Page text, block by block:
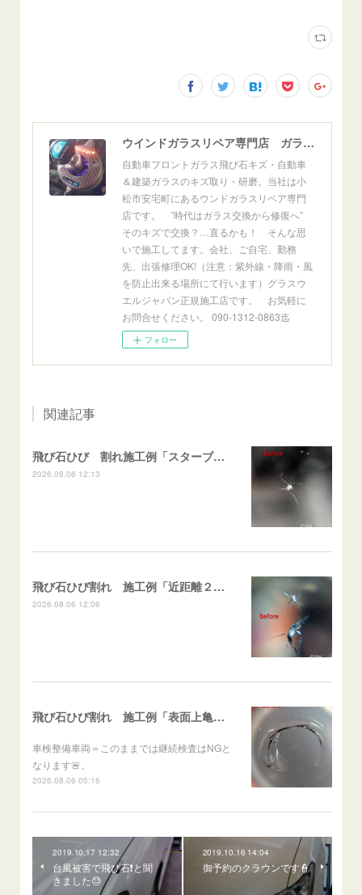
ウインドガラスリペア専門店 ガラスリペア・ヨシダ グラスウェルドジャパン 正規施工店 小松市
自動車フロントガラス飛び石キズ・自動車
＆建築ガラスのキズ取り・研磨。当社は小
松市安宅町にあるウンドガラスリペア専門
店です。 ”時代はガラス交換から修復へ”
そのキズで交換？…直るかも！ そんな思
いで施工してます。会社、ご自宅、勤務
先、出張修理OK!（注意：紫外線・降雨・風
を防止出来る場所にて行います）グラスウ
エルジャパン正規施工店です。 お気軽に
お問合せください。 090-1312-0863迄
フォロー
関連記事
飛び石ひび 割れ施工例「スターブレイク系」 フリード
2026.08.06 12:13
飛び石ひび割れ 施工例「近距離２箇所・パーシャル系+スターブレイク系」ハイエース
2026.08.06 12:06
飛び石ひび割れ 施工例「表面上亀裂・ダメージクラック」ステラ
車検整備車両＝このままでは継続検査はNGと
なります🚨。
2026.08.06 05:16
2019.10.17 12:32
台風被害で飛び石❗と聞
きました😓
2019.10.16 14:04
御予約のクラウンです👮